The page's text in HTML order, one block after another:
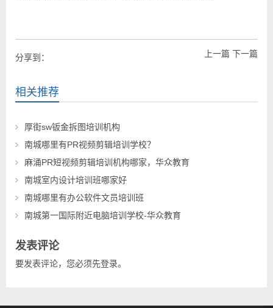
上一篇 下一篇
分享到：
相关推荐
厚街sw钣金拆图培训机构
南城哪里有PR视频剪辑培训学校？
麻涌PR短视频剪辑培训机构哪家，华众教育
南城室内设计培训班哪家好
南城哪里有办公软件文员培训班
南城第一国际附近电脑培训学校-华众教育
发表评论
要发表评论，您必须先登录。